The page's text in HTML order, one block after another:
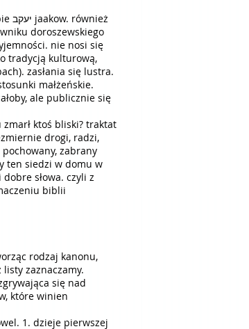
nie nosi się
tradycją kulturową,
zasłania się lustra.
małżeńskie.
ale publicznie się
ktoś bliski? traktat
słowa. czyli z
biblii
rodzaj kanonu,
zaznaczamy.
które winien